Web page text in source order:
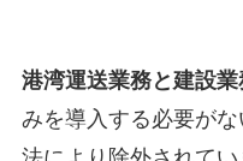
港湾運送業務と建設業
みを導入する必要が